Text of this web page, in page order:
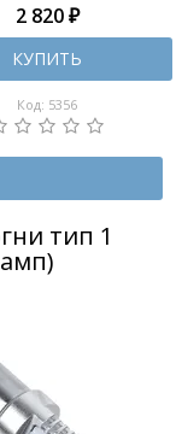
2 820 ₽
КУПИТЬ
Код: 5356
тип 1